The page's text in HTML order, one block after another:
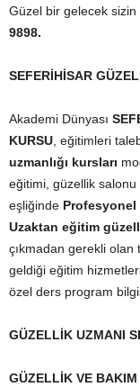
Güzel bir gelecek sizin
9898.
SEFERİHİSAR
Akademi Dünyası
KURSU, eğitimleri
uzmanlığı kursları
eğitimi, güzellik salonu
eşliğinde Profesyonel
Uzaktan eğitim
çıkmadan gerekli olan
geldiği eğitim
özel ders program
GÜZELLİK UZMANI
GÜZELLİK VE